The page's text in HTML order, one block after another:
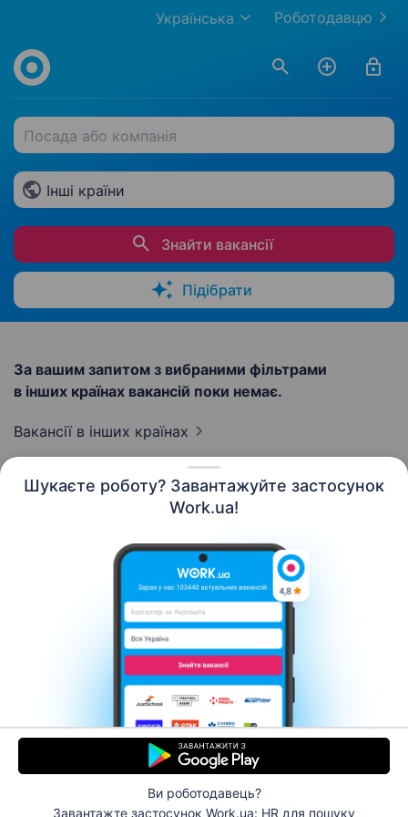
Шукаєте роботу? Завантажуйте застосунок
Work.ua!
Ви роботодавець?
Завантажте застосунок Work.ua: HR для пошуку
Роботодавцю
Українська
Посада або компанія
Інші країни
Знайти вакансії
Підібрати
За вашим запитом з вибраними фільтрами
в інших країнах вакансій поки немає.
Вакансії в інших країнах
Контакти Про нас
Кар’єра
Допомога Умови використання
© 2006–2026 Work.ua. Сервіс пошуку роботи №1 в